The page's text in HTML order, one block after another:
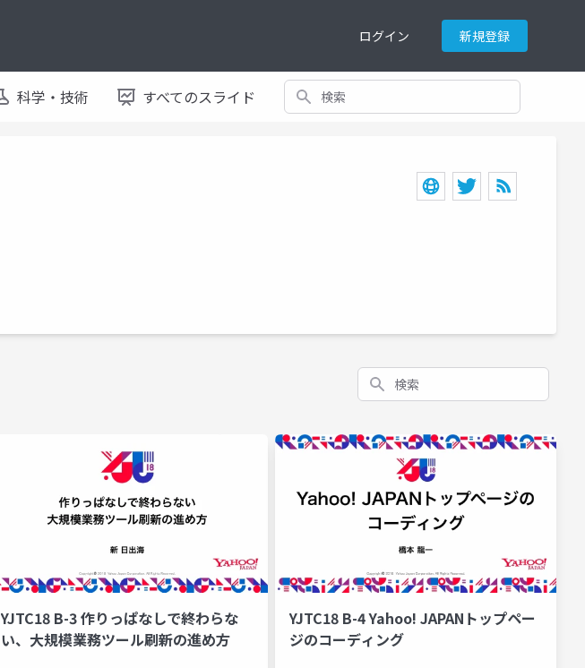
ログイン 新規登録
科学・技術 すべてのスライド 検索
検索
YJTC18 B-3 作りっぱなしで終わらな
い、大規模業務ツール刷新の進め方
YJTC18 B-4 Yahoo! JAPANトップペー
ジのコーディング